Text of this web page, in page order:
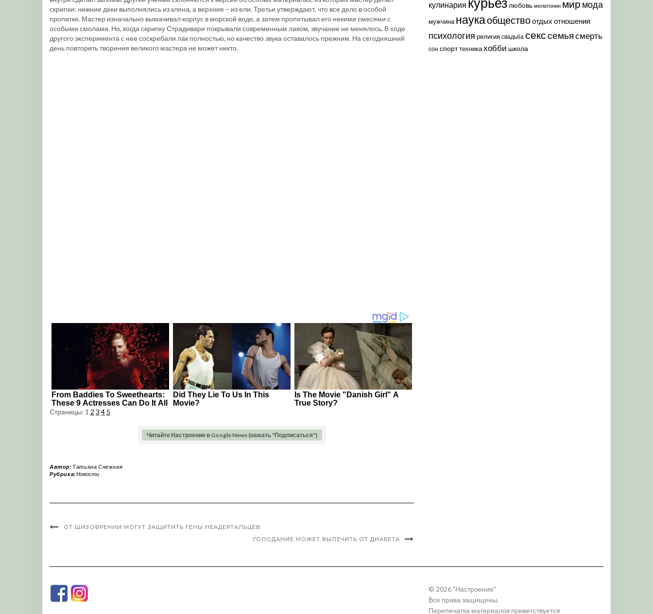
скрипки: нижние деки выполнялись из клена, а верхние – из ели. Третьи утверждают, что все дело в особой
пропитке. Мастер изначально вымачивал корпус в морской воде, а затем пропитывал его некими смесями с
особыми смолами. Но, когда скрипку Страдивари покрывали современным лаком, звучание не менялось. В ходе
другого эксперимента с нее соскребали лак полностью, но качество звука оставалось прежним. На сегодняшний
день повторить творения великого мастера не может никто.
Страницы: 1 2 3 4 5
Читайте Настроение в Google News (нажать "Подписаться")
Автор: Татьяна Снежная
Рубрика:Новости
ОТ ШИЗОФРЕНИИ МОГУТ ЗАЩИТИТЬ ГЕНЫ НЕАДЕРТАЛЬЦЕВ
ГОЛОДАНИЕ МОЖЕТ ВЫЛЕЧИТЬ ОТ ДИАБЕТА
кулинария любовь мелатонин мир мода
мужчина наукаобществоотдых отношения
психология религия свадьба секссемья смерть
сон спорттехникахобби школа
© 2026 "Настроение"
Все права защищены.
Перепечатка материалов приветствуется